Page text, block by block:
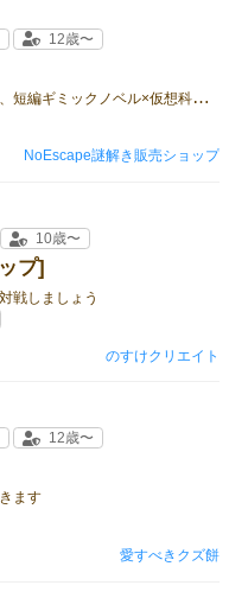
全
ての因果が交差する、短編ギミックノベル×仮想科学ミステリー
12歳〜
NoEscape謎解き販売ショップ
プ]
戦しましょう
10歳〜
のすけクリエイト
ます
12歳〜
愛すべきクズ餅